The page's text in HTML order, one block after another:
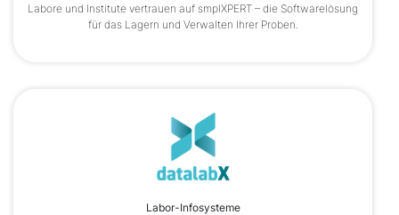
Labore und Institute vertrauen auf smplXPERT – die Softwarelösung
für das Lagern und Verwalten Ihrer Proben.
Labor-Infosysteme